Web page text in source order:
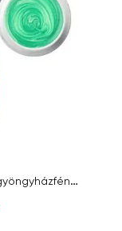
Színes műköröm zselé szett, 6db - gyöngyházfényes